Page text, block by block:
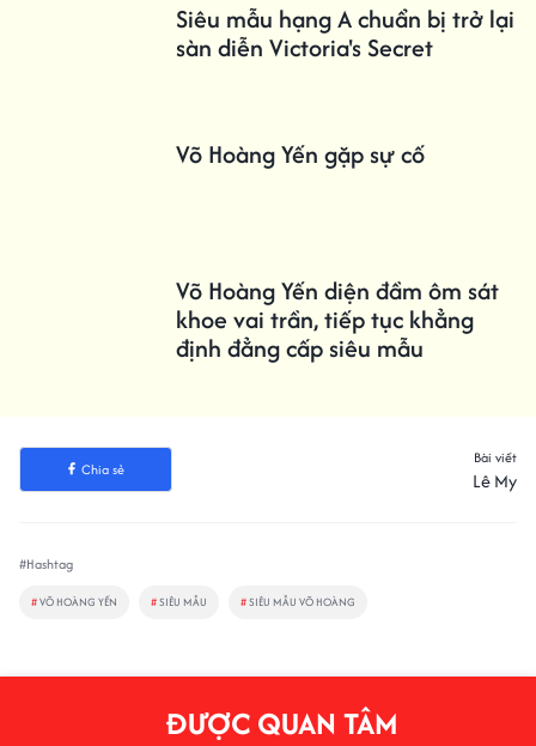
Siêu mẫu hạng A chuẩn bị trở lại
sàn diễn Victoria's Secret
Võ Hoàng Yến gặp sự cố
Võ Hoàng Yến diện đầm ôm sát
khoe vai trần, tiếp tục khẳng
định đẳng cấp siêu mẫu
Chia sẻ
Bài viết
Lê My
#Hashtag
#VÕ HOÀNG YẾN #SIÊU MẪU #SIÊU MẪU VÕ HOÀNG
ĐƯỢC QUAN TÂM